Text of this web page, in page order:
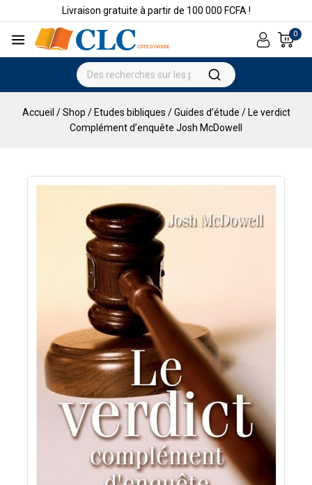
Livraison gratuite à partir de 100 000 FCFA !
0
Accueil / Shop / Etudes bibliques / Guides d’étude / Le verdict
Complément d’enquête Josh McDowell